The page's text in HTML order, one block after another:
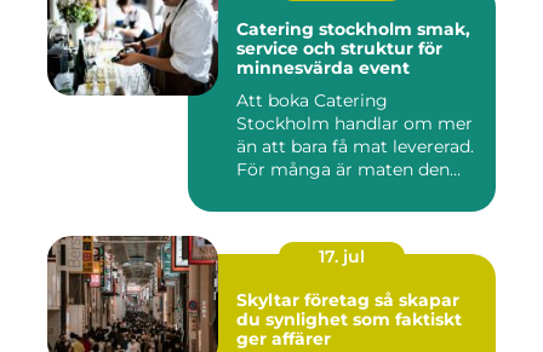
Catering stockholm smak,
service och struktur för
minnesvärda event
Att boka Catering
Stockholm handlar om mer
än att bara få mat levererad.
För många är maten den
17. jul
Skyltar företag så skapar
du synlighet som faktiskt
ger affärer